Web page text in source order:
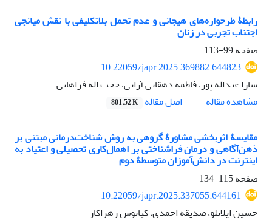
رابطۀ طرحواره‌های هیجانی و عدم تحمل بلاتکلیفی با نقش میانجی
اجتناب تجربی در زنان
صفحه99-113
10.22059/japr.2025.369882.644823
سارا عبداله پور، فاطمه دهقانی آرانی، حجت اله فراهانی
مشاهده مقاله
اصل مقاله 801.52 K
مقایسۀ اثربخشی مشاورۀ گروهی به روش شناخت‌درمانی مبتنی بر
ذهن‌آگاهی و درمان فراشناختی بر اهمال‌کاری تحصیلی و اعتیاد به
اینترنت در دانش‌آموزان متوسطۀ دوم
صفحه115-134
10.22059/japr.2025.337055.644161
حسین ایلانلو، صدیقه احمدی، کیانوش زهراکار